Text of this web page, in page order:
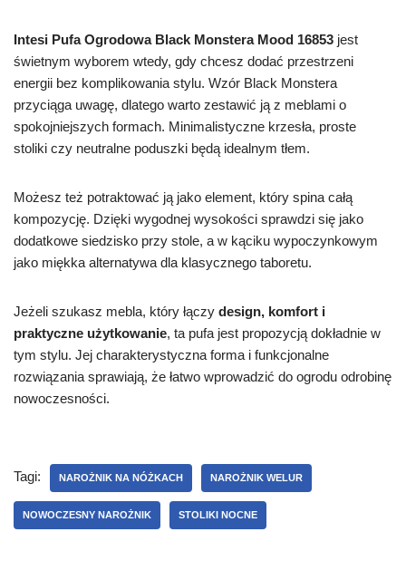
Intesi Pufa Ogrodowa Black Monstera Mood 16853 jest
świetnym wyborem wtedy, gdy chcesz dodać przestrzeni
energii bez komplikowania stylu. Wzór Black Monstera
przyciąga uwagę, dlatego warto zestawić ją z meblami o
spokojniejszych formach. Minimalistyczne krzesła, proste
stoliki czy neutralne poduszki będą idealnym tłem.
Możesz też potraktować ją jako element, który spina całą
kompozycję. Dzięki wygodnej wysokości sprawdzi się jako
dodatkowe siedzisko przy stole, a w kąciku wypoczynkowym
jako miękka alternatywa dla klasycznego taboretu.
Jeżeli szukasz mebla, który łączy design, komfort i
praktyczne użytkowanie, ta pufa jest propozycją dokładnie w
tym stylu. Jej charakterystyczna forma i funkcjonalne
rozwiązania sprawiają, że łatwo wprowadzić do ogrodu odrobinę
nowoczesności.
Tagi: NAROŻNIK NA NÓŻKACH NAROŻNIK WELUR
NOWOCZESNY NAROŻNIK STOLIKI NOCNE